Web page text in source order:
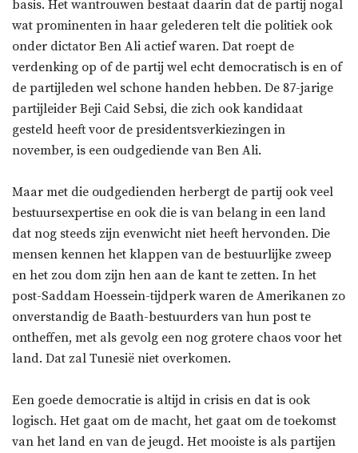
basis. Het wantrouwen bestaat daarin dat de partij nogal
wat prominenten in haar gelederen telt die politiek ook
onder dictator Ben Ali actief waren. Dat roept de
verdenking op of de partij wel echt democratisch is en of
de partijleden wel schone handen hebben. De 87-jarige
partijleider Beji Caid Sebsi, die zich ook kandidaat
gesteld heeft voor de presidentsverkiezingen in
november, is een oudgediende van Ben Ali.
Maar met die oudgedienden herbergt de partij ook veel
bestuursexpertise en ook die is van belang in een land
dat nog steeds zijn evenwicht niet heeft hervonden. Die
mensen kennen het klappen van de bestuurlijke zweep
en het zou dom zijn hen aan de kant te zetten. In het
post-Saddam Hoessein-tijdperk waren de Amerikanen zo
onverstandig de Baath-bestuurders van hun post te
ontheffen, met als gevolg een nog grotere chaos voor het
land. Dat zal Tunesië niet overkomen.
Een goede democratie is altijd in crisis en dat is ook
logisch. Het gaat om de macht, het gaat om de toekomst
van het land en van de jeugd. Het mooiste is als partijen